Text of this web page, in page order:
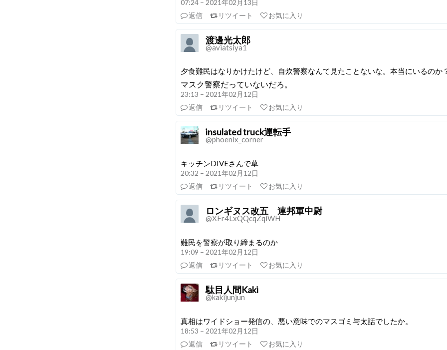
07:24 – 2021年02月13日
返信
リツイート お気に入り
渡邊光太郎
@aviatsiya1
夕食難民はなりかけたけど、自炊警察なんて見たことないな。本当にいるのか
マスク警察だっていないだろ。
23:13 – 2021年02月12日
返信
リツイート お気に入り
insulated truck運転手
@phoenix_corner
キッチンDIVEさんで草
20:32 – 2021年02月12日
返信
リツイート お気に入り
ロンギヌス改五 連邦軍中尉
@XFr4LxQQcqZqiWH
難民を警察が取り締まるのか
19:09 – 2021年02月12日
返信
リツイート お気に入り
駄目人間Kaki
@kakijunjun
真相はワイドショー発信の、悪い意味でのマスゴミ与太話でしたか。
18:53 – 2021年02月12日
返信
リツイート お気に入り